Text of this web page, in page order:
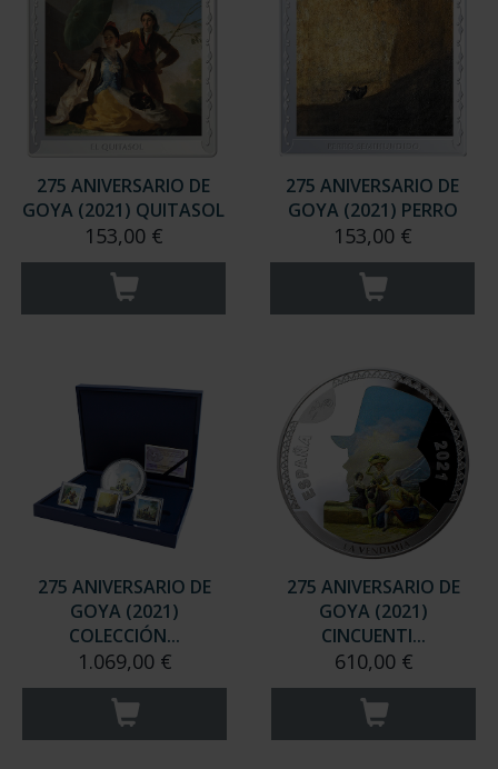
275 ANIVERSARIO DE
GOYA (2021) QUITASOL
153,00 €
275 ANIVERSARIO DE
GOYA (2021) PERRO
153,00 €
275 ANIVERSARIO DE
GOYA (2021)
COLECCIÓN...
1.069,00 €
275 ANIVERSARIO DE
GOYA (2021)
CINCUENTI...
610,00 €